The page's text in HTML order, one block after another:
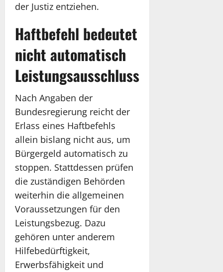
der Justiz entziehen.
Haftbefehl bedeutet
nicht automatisch
Leistungsausschluss
Nach Angaben der
Bundesregierung reicht der
Erlass eines Haftbefehls
allein bislang nicht aus, um
Bürgergeld automatisch zu
stoppen. Stattdessen prüfen
die zuständigen Behörden
weiterhin die allgemeinen
Voraussetzungen für den
Leistungsbezug. Dazu
gehören unter anderem
Hilfebedürftigkeit,
Erwerbsfähigkeit und